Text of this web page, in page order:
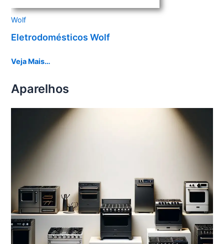
Wolf
Eletrodomésticos Wolf
Veja Mais…
Aparelhos